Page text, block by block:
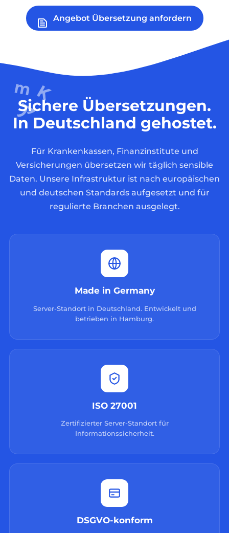
Angebot Übersetzung anfordern
Sichere Übersetzungen.
In Deutschland gehostet.
Für Krankenkassen, Finanzinstitute und
Versicherungen übersetzen wir täglich sensible
Daten. Unsere Infrastruktur ist nach europäischen
und deutschen Standards aufgesetzt und für
regulierte Branchen ausgelegt.
Made in Germany
Server-Standort in Deutschland. Entwickelt und
betrieben in Hamburg.
ISO 27001
Zertifizierter Server-Standort für
Informationssicherheit.
DSGVO-konform